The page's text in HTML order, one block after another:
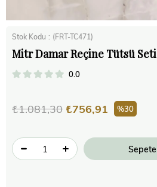
Stok Kodu (FRT-TC471)
Mitr Damar Reçine Tütsü Seti
0.0
₺1.081,30 ₺756,91 30